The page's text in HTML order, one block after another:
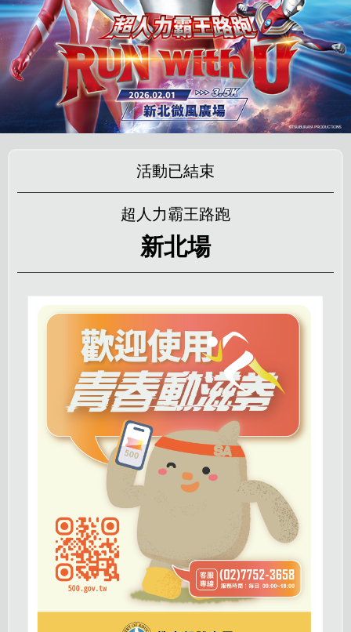
活動已結束
超人力霸王路跑
新北場